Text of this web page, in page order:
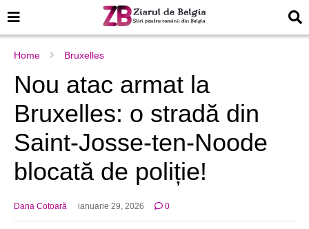
Home Bruxelles
Nou atac armat la
Bruxelles: o stradă din
Saint-Josse-ten-Noode
blocată de poliție!
Dana Cotoară ianuarie 29, 2026 0